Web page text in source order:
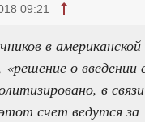
09:21
в американской
о введении
в
счет ведутся за